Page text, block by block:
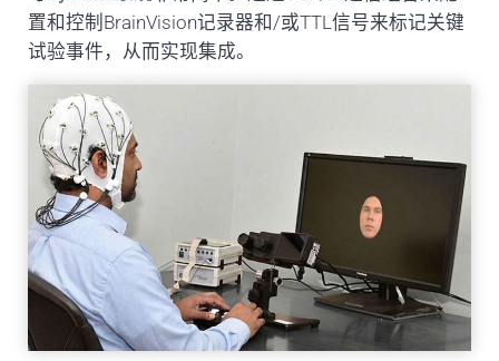
置和控制BrainVision记录器和/或TTL信号来标记关键
试验事件，从而实现集成。